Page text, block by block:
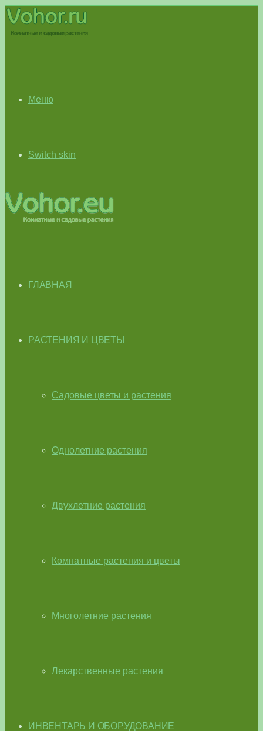
Меню
Switch skin
ГЛАВНАЯ
РАСТЕНИЯ И ЦВЕТЫ
Садовые цветы и растения
Однолетние растения
Двухлетние растения
Комнатные растения и цветы
Многолетние растения
Лекарственные растения
ИНВЕНТАРЬ И ОБОРУДОВАНИЕ